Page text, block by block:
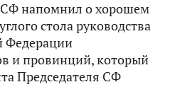
напомнил о хорошем
стола руководства
Федерации
и провинций, который
Председателя СФ